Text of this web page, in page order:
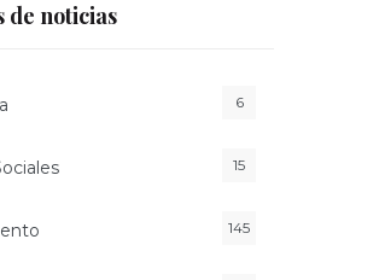
de noticias
6
15
145